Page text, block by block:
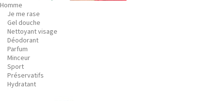
Homme
Je me rase
Gel douche
Nettoyant visage
Déodorant
Parfum
Minceur
Sport
Préservatifs
Hydratant